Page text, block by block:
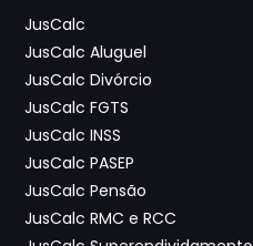
JusCalc
JusCalc Aluguel
JusCalc Divórcio
JusCalc FGTS
JusCalc INSS
JusCalc PASEP
JusCalc Pensão
JusCalc RMC e RCC